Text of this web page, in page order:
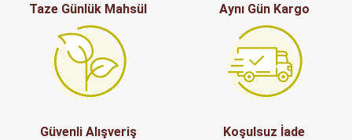
Taze Günlük Mahsül Aynı Gün Kargo
Güvenli Alışveriş Koşulsuz İade